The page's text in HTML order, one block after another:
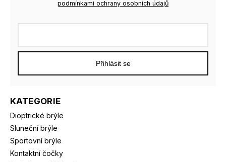
KATEGORIE
Dioptrické brýle
Sluneční brýle
Sportovní brýle
Kontaktní čočky
podmínkami ochrany osobních údajů
Přihlásit se